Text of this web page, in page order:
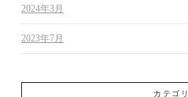
2024年3月
2023年7月
カテゴ